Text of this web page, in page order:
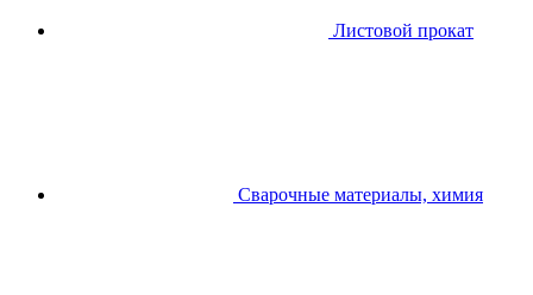
Листовой прокат
Сварочные материалы, химия